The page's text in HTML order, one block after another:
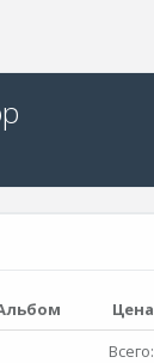
Цена
Всего: